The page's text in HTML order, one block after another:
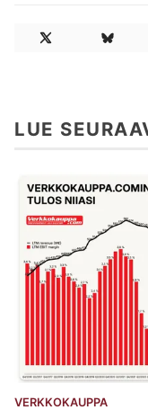
LUE
VERKKOKAUPPA